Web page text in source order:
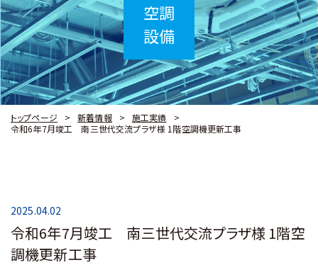
空調
設備
トップページ 新着情報
施工実績
令和6年7月竣工 南三世代交流プラザ様 1階空調機更新工事
2025.04.02
令和6年7月竣工 南三世代交流プラザ様 1階空
調機更新工事